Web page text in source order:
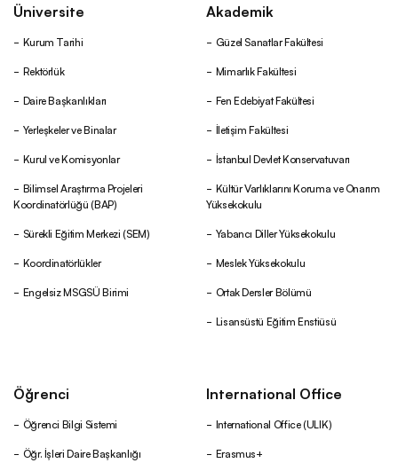
Üniversite
Kurum Tarihi
Rektörlük
Daire Başkanlıkları
Yerleşkeler ve Binalar
Kurul ve Komisyonlar
Bilimsel Araştırma Projeleri
Koordinatörlüğü (BAP)
Sürekli Eğitim Merkezi (SEM)
Koordinatörlükler
Engelsiz MSGSÜ Birimi
Akademik
Güzel Sanatlar Fakültesi
Mimarlık Fakültesi
Fen Edebiyat Fakültesi
İletişim Fakültesi
İstanbul Devlet Konservatuvarı
Kültür Varlıklarını Koruma ve Onarım
Yüksekokulu
Yabancı Diller Yüksekokulu
Meslek Yüksekokulu
Ortak Dersler Bölümü
Lisansüstü Eğitim Enstiüsü
Öğrenci
Öğrenci Bilgi Sistemi
Öğr. İşleri Daire Başkanlığı
International Office
International Office (ULIK)
Erasmus+